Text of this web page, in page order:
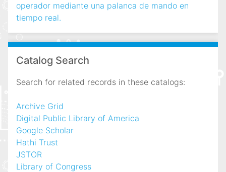
operador mediante una palanca de mando en
tiempo real.
Catalog Search
Search for related records in these catalogs:
Archive Grid
Digital Public Library of America
Google Scholar
Hathi Trust
JSTOR
Library of Congress